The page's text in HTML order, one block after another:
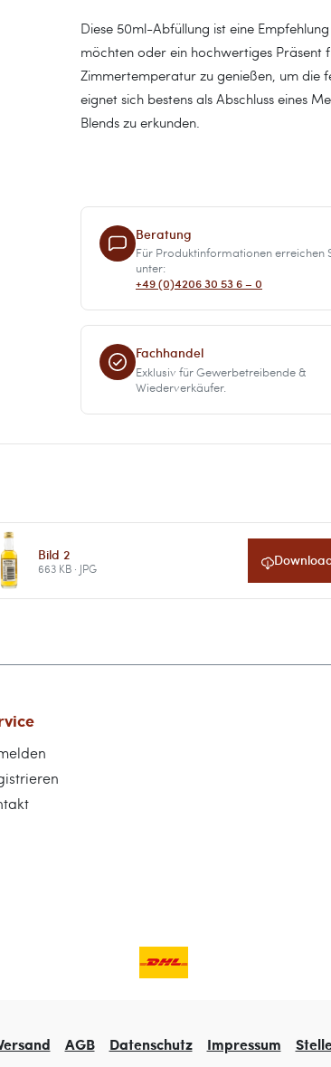
Diese 50ml-Abfüllung ist eine
möchten oder ein hochwertiges Präsent
Zimmertemperatur zu genießen, um die
eignet sich bestens als Abschluss eines
Blends zu erkunden.
Beratung
Für Produktinformationen erreichen
unter:
+49 (0)4206 30 53 6 – 0
Fachhandel
Exklusiv für Gewerbetreibende &
Wiederverkäufer.
Bild 2
663 KB · JPG
AGB Datenschutz Impressum